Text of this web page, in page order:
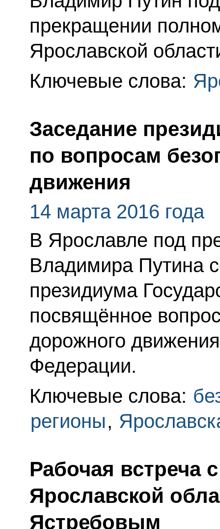
прекращении
Ярославской
Ключевые слова:
Заседание
по вопросам
движения
14 марта 2016 года
В Ярославле под
Владимира Путина
президиума
посвящённое
дорожного
Федерации.
Ключевые слова:
регионы,
Рабочая встреча
Ярославской
Ястребовым